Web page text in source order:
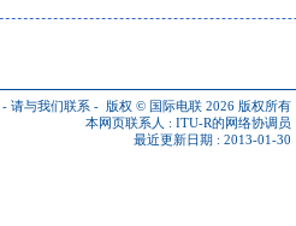
- 请与我们联系 - 版权 © 国际电联 2026 版权所有
本网页联系人 : ITU-R的网络协调员
最近更新日期 : 2013-01-30